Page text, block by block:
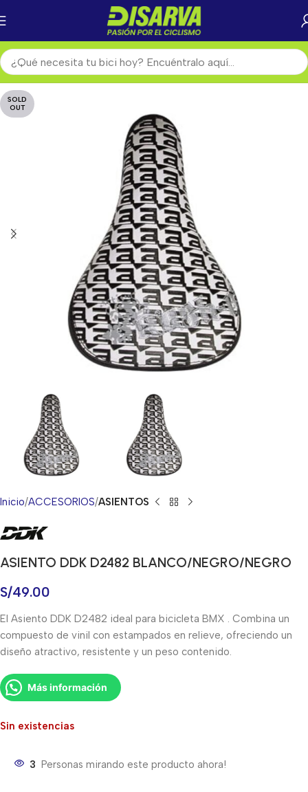
SOLD
OUT
Inicio ACCESORIOS ASIENTOS
ASIENTO DDK D2482 BLANCO/NEGRO/NEGRO
S/49.00
El Asiento DDK D2482 ideal para bicicleta BMX . Combina un
compuesto de vinil con estampados en relieve, ofreciendo un
diseño atractivo, resistente y un peso contenido.
Más información
Sin existencias
3 Personas mirando este producto ahora!